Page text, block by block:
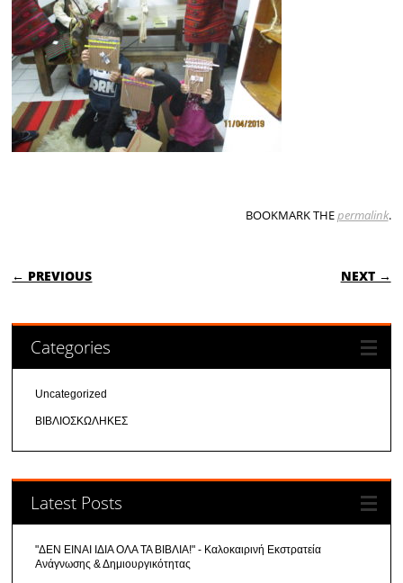
BOOKMARK THEpermalink.
POST NAVIGATION
← PREVIOUS NEXT →
Categories
Uncategorized
ΒΙΒΛΙΟΣΚΩΛΗΚΕΣ
Latest Posts
"ΔΕΝ ΕΙΝΑΙ ΙΔΙΑ ΟΛΑ ΤΑ ΒΙΒΛΙΑ!" - Καλοκαιρινή Εκστρατεία
Ανάγνωσης & Δημιουργικότητας